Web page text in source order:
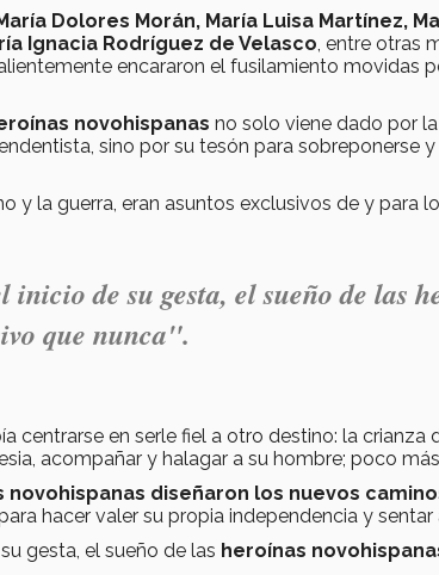
Dolores Morán, María Luisa Martínez,
Ignacia Rodríguez de Velasco, entre otras
encararon el fusilamiento movidas
novohispanas no solo viene dado por
sino por su tesón para sobreponerse
y la guerra, eran asuntos exclusivos de y para
inicio de su gesta, el sueño de las
que nunca".
centrarse en serle fiel a otro destino: la crianza
acompañar y halagar a su hombre; poco
novohispanas diseñaron los nuevos
hacer valer su propia independencia y
gesta, el sueño de las heroínas